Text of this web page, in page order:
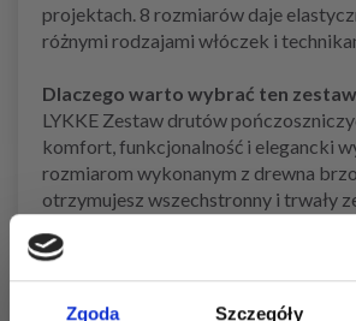
Zgoda Szczegóły
projektach. 8 rozmiarów daje
różnymi rodzajami włóczek i
Dlaczego warto wybrać ten
LYKKE Zestaw drutów
komfort, funkcjonalność i elegancki
rozmiarom wykonanym z drewna
otrzymujesz wszechstronny i trwały
Zobacz podobne produkty tutaj